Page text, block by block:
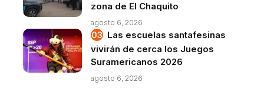
zona de El Chaquito
agosto 6, 2026
Las escuelas santafesinas
vivirán de cerca los Juegos
Suramericanos 2026
agosto 6, 2026